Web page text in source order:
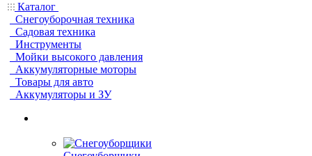
Каталог
Снегоуборочная техника
Садовая техника
Инструменты
Мойки высокого давления
Аккумуляторные моторы
Товары для авто
Аккумуляторы и ЗУ